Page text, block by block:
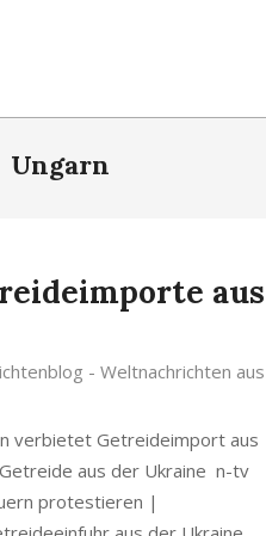
Ungarn
aus
- Weltnachrichten aus
verbietet Getreideimport aus
aus der Ukraine n-tv
protestieren |